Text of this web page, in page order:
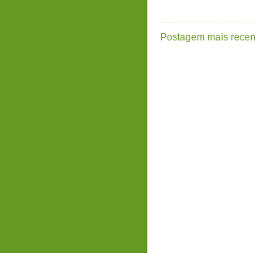
Postagem mais